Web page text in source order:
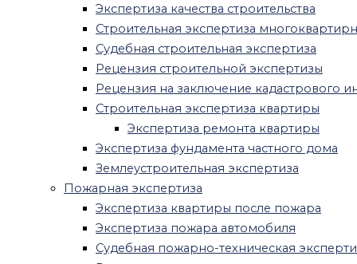
Экспертиза качества строительства
Строительная экспертиза
Судебная строительная экспертиза
Рецензия строительной экспертизы
Рецензия на заключение кадастрового
Строительная экспертиза квартиры
Экспертиза ремонта квартиры
Экспертиза фундамента частного дома
Землеустроительная экспертиза
Пожарная экспертиза
Экспертиза квартиры после пожара
Экспертиза пожара автомобиля
Судебная пожарно-техническая
Почерковедческая экспертиза
Экспертиза давности документа
Экспертиза печати и штампа
Техническая экспертиза документов
Рецензия на судебную экспертизу
Рецензия на судебно-психиатрическую
экспертизу
Рецензия на медицинскую судебную
экспертизу
Рецензия на почерковедческую
экспертизу
Правовая экспертиза договора